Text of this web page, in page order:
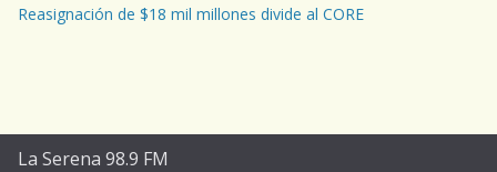
Reasignación de $18 mil millones divide al CORE
La Serena 98.9 FM